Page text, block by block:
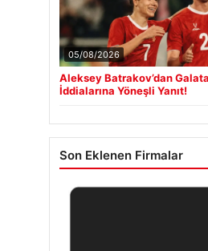
05/08/2026
Aleksey Batrakov’dan
İddialarına Yöneşli Yanıt!
Son Eklenen Firmalar